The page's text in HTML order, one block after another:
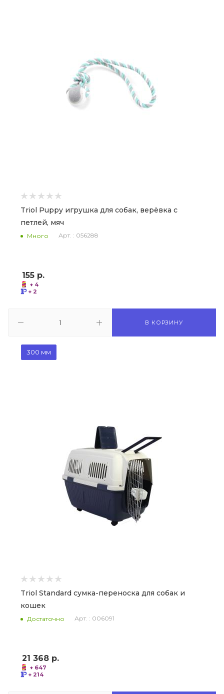
Triol Puppy игрушка для собак, верёвка c
петлей, мяч
Много Арт. : 056288
155 р.
+ 4
+ 2
В КОРЗИНУ
300 мм
Triol Standard сумка-переноска для собак и
кошек
Достаточно Арт. : 006091
21 368 р.
+ 647
+ 214